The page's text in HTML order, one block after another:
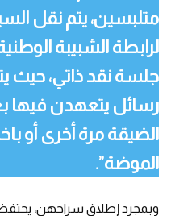
متلبسين، يتم نقل
لرابطة الشبيبة
جلسة نقد ذاتي، حيث
رسائل يتعهدن فيها
الضيقة مرة أخرى أو
الموضة”.
وبمجرد إطلاق سراحهن،